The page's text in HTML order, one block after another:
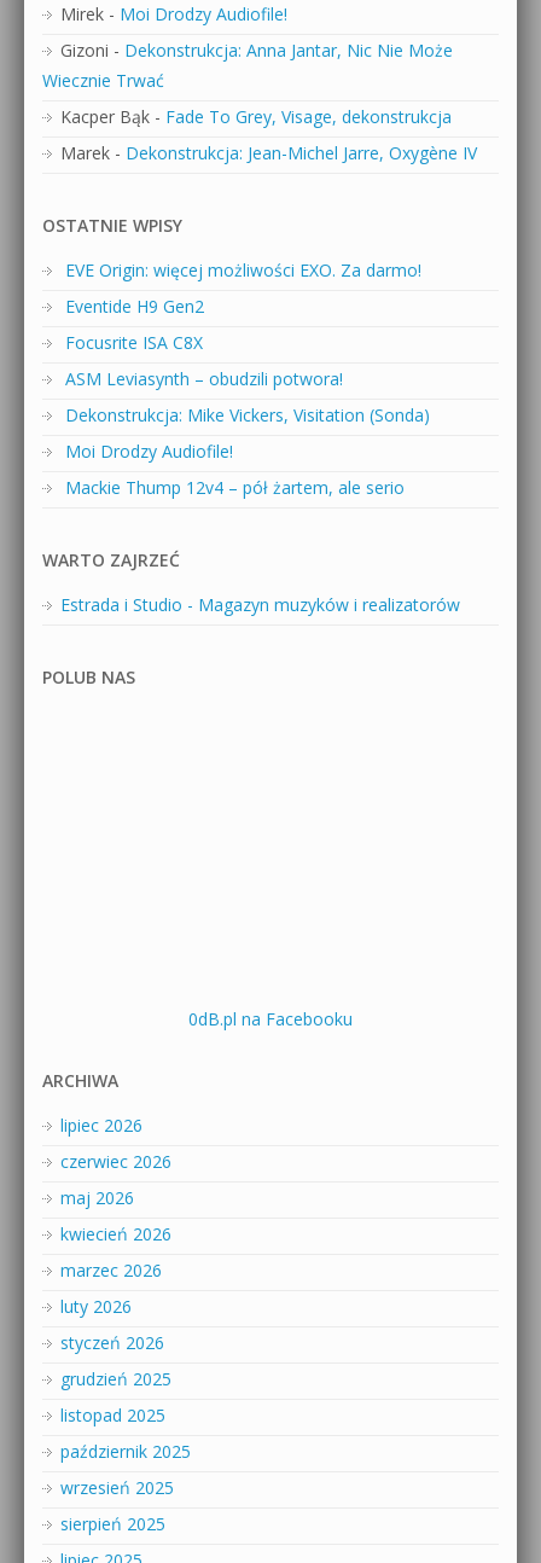
Mirek - Moi Drodzy Audiofile!
Gizoni - Dekonstrukcja: Anna Jantar, Nic Nie Może
Wiecznie Trwać
Kacper Bąk - Fade To Grey, Visage, dekonstrukcja
Marek - Dekonstrukcja: Jean-Michel Jarre, Oxygène IV
OSTATNIE WPISY
EVE Origin: więcej możliwości EXO. Za darmo!
Eventide H9 Gen2
Focusrite ISA C8X
ASM Leviasynth – obudzili potwora!
Dekonstrukcja: Mike Vickers, Visitation (Sonda)
Moi Drodzy Audiofile!
Mackie Thump 12v4 – pół żartem, ale serio
WARTO ZAJRZEĆ
Estrada i Studio - Magazyn muzyków i realizatorów
POLUB NAS
0dB.pl na Facebooku
ARCHIWA
lipiec 2026
czerwiec 2026
maj 2026
kwiecień 2026
marzec 2026
luty 2026
styczeń 2026
grudzień 2025
listopad 2025
październik 2025
wrzesień 2025
sierpień 2025